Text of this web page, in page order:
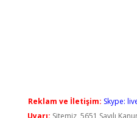
Reklam ve İletişim: Skype:
Uyarı: Sitemiz, 5651 Sayılı